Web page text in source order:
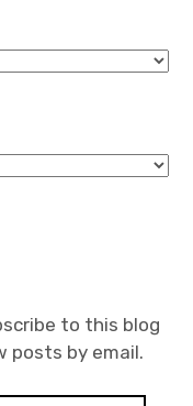
to this blog
posts by email.